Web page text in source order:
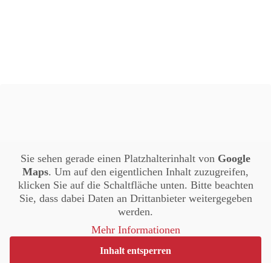
Sie sehen gerade einen Platzhalterinhalt von Google
Maps. Um auf den eigentlichen Inhalt zuzugreifen,
klicken Sie auf die Schaltfläche unten. Bitte beachten
Sie, dass dabei Daten an Drittanbieter weitergegeben
werden.
Mehr Informationen
Inhalt entsperren